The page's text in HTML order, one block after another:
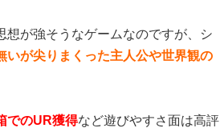
が強そうなゲームなのですが、シ
いが尖りまくった主人公や世界観の
でのUR獲得など遊びやすさ面は高評